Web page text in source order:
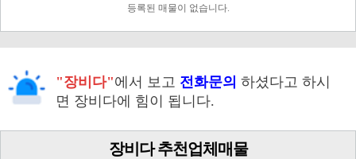
등록된 매물이 없습니다.
"장비다"에서 보고 전화문의 하셨다고 하시
면 장비다에 힘이 됩니다.
장비다 추천업체매물